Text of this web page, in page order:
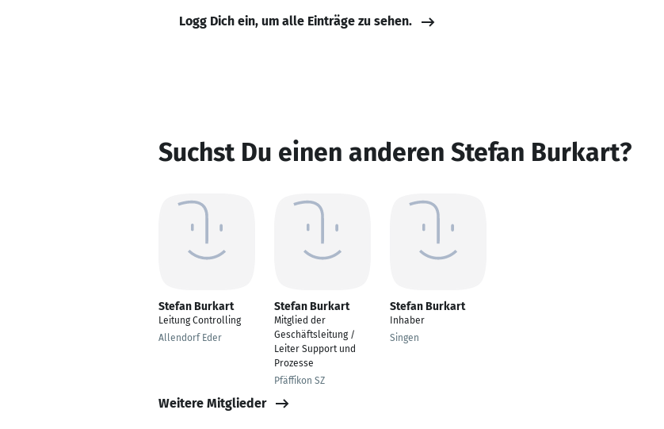
Logg Dich ein, um alle Einträge zu sehen.
Suchst Du einen anderen Stefan Burkart?
Stefan Burkart
Leitung Controlling
Allendorf Eder
Stefan Burkart
Mitglied der
Geschäftsleitung /
Leiter Support und
Prozesse
Pfäffikon SZ
Stefan Burkart
Inhaber
Singen
Weitere Mitglieder